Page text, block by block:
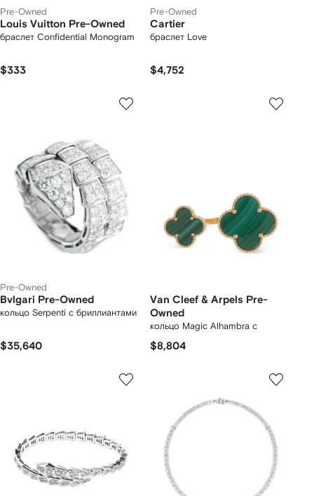
Pre-Owned
Louis Vuitton Pre-Owned
браслет Confidential Monogram
$333
Pre-Owned
Cartier
браслет Love
$4,752
Pre-Owned
Bvlgari Pre-Owned
кольцо Serpenti с бриллиантами
$35,640
Van Cleef & Arpels Pre-
Owned
кольцо Magic Alhambra с
$8,804